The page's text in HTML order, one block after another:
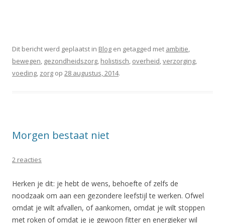
Dit bericht werd geplaatst in Blog en getagged met ambitie,
bewegen, gezondheidszorg, holistisch, overheid,verzorging,
voeding, zorg op 28 augustus, 2014.
Morgen bestaat niet
2 reacties
Herken je dit: je hebt de wens, behoefte of zelfs de
noodzaak om aan een gezondere leefstijl te werken. Ofwel
omdat je wilt afvallen, of aankomen, omdat je wilt stoppen
met roken of omdat je je gewoon fitter en energieker wil